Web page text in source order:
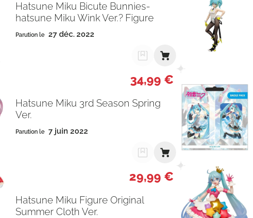
Hatsune Miku Bicute Bunnies-
hatsune Miku Wink Ver.? Figure
Parution le 27 déc. 2022
34,99 €
Hatsune Miku 3rd Season Spring
Ver.
Parution le 7 juin 2022
29,99 €
Hatsune Miku Figure Original
Summer Cloth Ver.